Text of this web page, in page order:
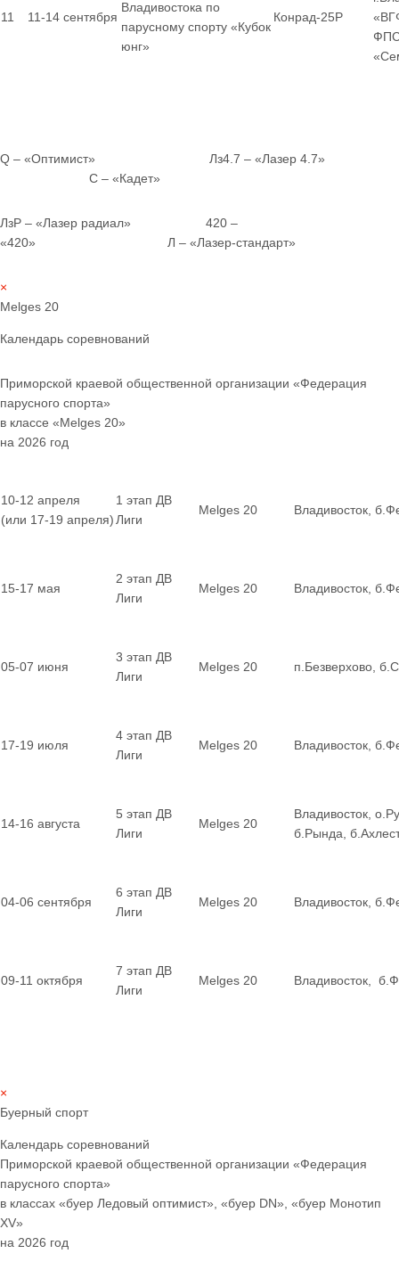
11 11-14 сентября
Владивостока по
парусному спорту «Кубок
юнг»
Конрад-25Р
Q – «Оптимист» Лз4.7 – «Лазер 4.7»
С – «Кадет»
ЛзР – «Лазер радиал» 420 –
«420» Л – «Лазер-стандарт»
×
Melges 20
Календарь соревнований
Приморской краевой общественной организации «Федерация
парусного спорта»
в классе «Melges 20»
на 2026 год
10-12 апреля
(или 17-19 апреля)
1 этап ДВ
Лиги
Melges 20 Владивосток,
15-17 мая
2 этап ДВ
Лиги
Melges 20 Владивосток,
05-07 июня
3 этап ДВ
Лиги
Melges 20 п.Безверхово,
17-19 июля
4 этап ДВ
Лиги
Melges 20 Владивосток,
14-16 августа
5 этап ДВ
Лиги
Melges 20
Владивосток,
б.Рында,
04-06 сентября
6 этап ДВ
Лиги
Melges 20 Владивосток,
09-11 октября
7 этап ДВ
Лиги
Melges 20 Владивосток,
×
Буерный спорт
Календарь соревнований
Приморской краевой общественной организации «Федерация
парусного спорта»
в классах «буер Ледовый оптимист», «буер DN», «буер Монотип
XV»
на 2026 год